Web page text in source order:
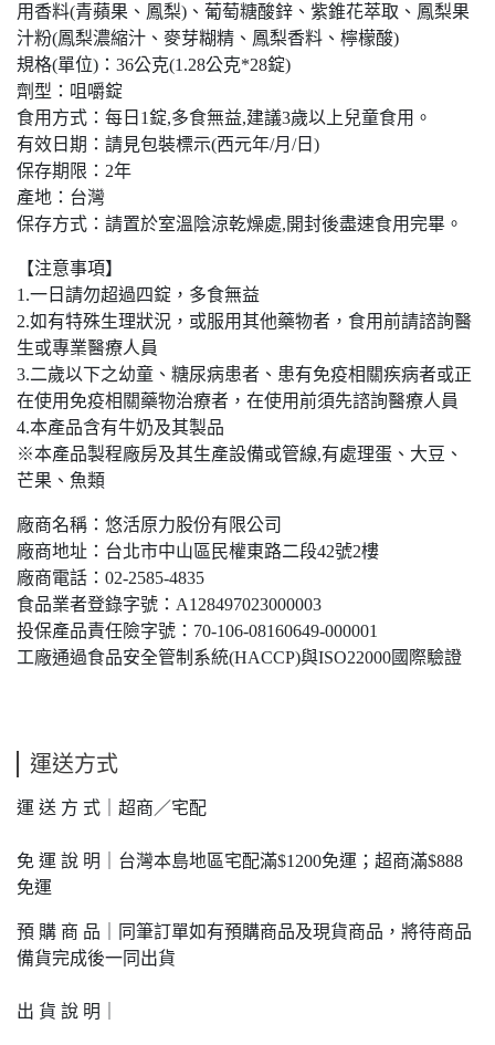
用香料(青蘋果、鳳梨)、葡萄糖酸鋅、紫錐花萃取、鳳梨果
汁粉(鳳梨濃縮汁、麥芽糊精、鳳梨香料、檸檬酸)
規格(單位)：36公克(1.28公克*28錠)
劑型：咀嚼錠
食用方式：每日1錠,多食無益,建議3歲以上兒童食用。
有效日期：請見包裝標示(西元年/月/日)
保存期限：2年
產地：台灣
保存方式：請置於室溫陰涼乾燥處,開封後盡速食用完畢。
【注意事項】
1.一日請勿超過四錠，多食無益
2.如有特殊生理狀況，或服用其他藥物者，食用前請諮詢醫
生或專業醫療人員
3.二歲以下之幼童、糖尿病患者、患有免疫相關疾病者或正
在使用免疫相關藥物治療者，在使用前須先諮詢醫療人員
4.本產品含有牛奶及其製品
※本產品製程廠房及其生產設備或管線,有處理蛋、大豆、
芒果、魚類
廠商名稱：悠活原力股份有限公司
廠商地址：台北市中山區民權東路二段42號2樓
廠商電話：02-2585-4835
食品業者登錄字號：A128497023000003
投保產品責任險字號：70-106-08160649-000001
工廠通過食品安全管制系統(HACCP)與ISO22000國際驗證
運送方式
運 送 方 式｜超商／宅配
免 運 說 明｜台灣本島地區宅配滿$1200免運；超商滿$888
免運
預 購 商 品｜同筆訂單如有預購商品及現貨商品，將待商品
備貨完成後一同出貨
出 貨 說 明｜